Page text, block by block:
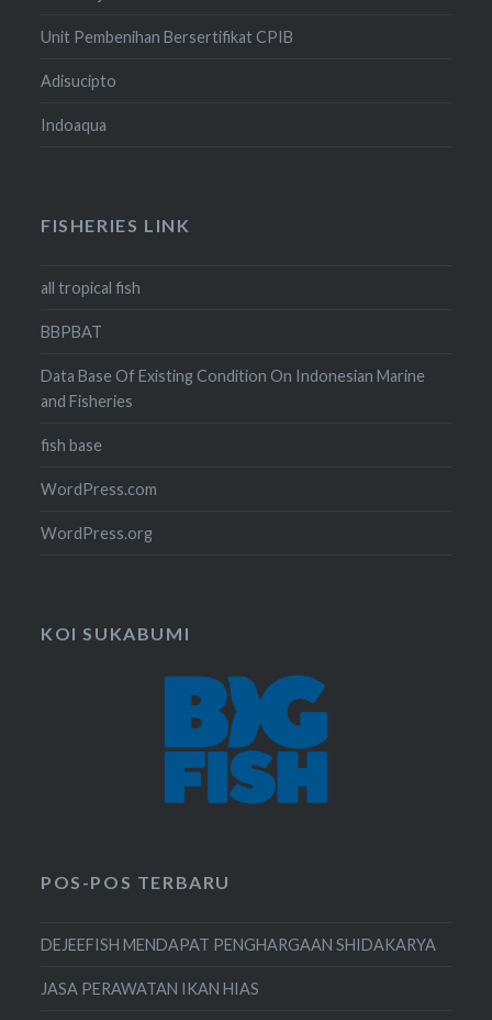
Unit Pembenihan Bersertifikat CPIB
Adisucipto
Indoaqua
FISHERIES LINK
all tropical fish
BBPBAT
Data Base Of Existing Condition On Indonesian Marine
and Fisheries
fish base
WordPress.com
WordPress.org
KOI SUKABUMI
POS-POS TERBARU
DEJEEFISH MENDAPAT PENGHARGAAN SHIDAKARYA
JASA PERAWATAN IKAN HIAS